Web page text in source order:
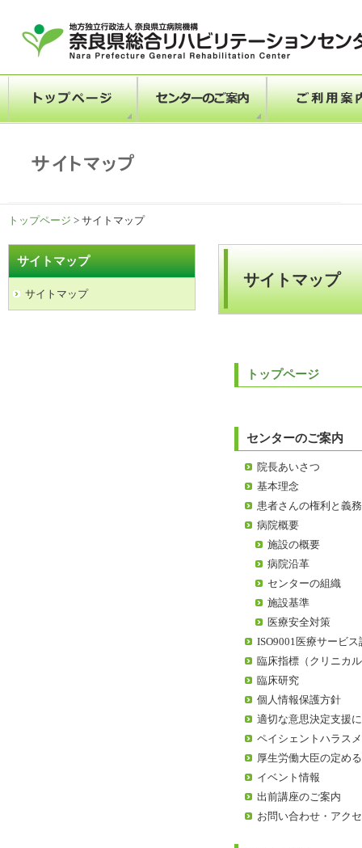
トップページ > サイトマップ
サイトマップ
トップページ
センターのご案内
院長あいさつ
基本理念
患者さんの権利と義務
病院概要
施設の概要
病院沿革
センターの組織
施設基準
医療安全対策
ISO9001医療サービ
臨床指標（クリニカ
臨床研究
個人情報保護方針
適切な意思決定支援
ペイシェントハラス
厚生労働大臣の定め
イベント情報
出前講座のご案内
お問い合わせ・アク
サイトマップ
サイトマップ